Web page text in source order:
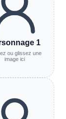
1
ou glissez une
image ici